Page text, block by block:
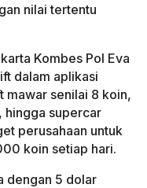
nilai tertentu
Kombes Pol Eva
dalam aplikasi
mawar senilai 8 koin,
hingga supercar
perusahaan untuk
koin setiap hari.
dengan 5 dolar